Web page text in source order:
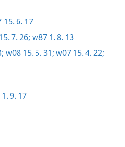
15. 6. 17
7. 26; w87 1. 8. 13
w08 15. 5. 31; w07 15. 4. 22;
9. 17